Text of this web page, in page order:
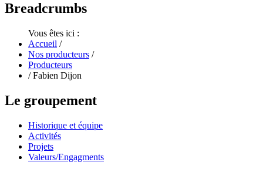
Breadcrumbs
Vous êtes ici :
Accueil /
Nos producteurs /
Producteurs
/ Fabien Dijon
Le groupement
Historique et équipe
Activités
Projets
Valeurs/Engagments